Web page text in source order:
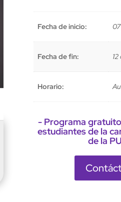
Fecha de inicio:
Fecha de fin:
Horario:
- Programa
estudiantes de la
de la